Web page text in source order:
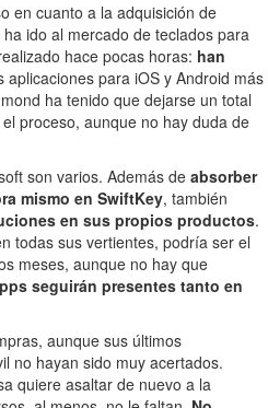
en cuanto a la adquisición de
ido al mercado de teclados para
hace pocas horas: han
aplicaciones para iOS y Android más
ha tenido que dejarse un total
proceso, aunque no hay duda de
son varios. Además de absorber
mismo en SwiftKey, también
en sus propios productos.
todas sus vertientes, podría ser el
meses, aunque no hay que
seguirán presentes tanto en
aunque sus últimos
no hayan sido muy acertados.
quiere asaltar de nuevo a la